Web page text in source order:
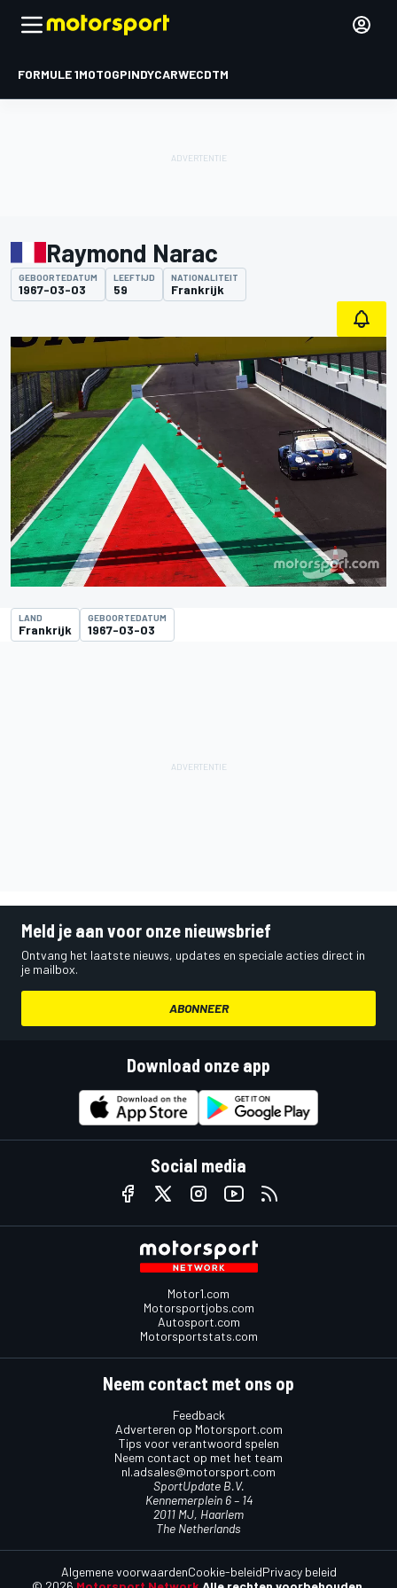
FORMULE 1MOTOGPINDYCARWECDTM
Raymond Narac
GEBOORTEDATUM
1967-03-03
LEEFTIJD
59
NATIONALITEIT
Frankrijk
LAND
Frankrijk
GEBOORTEDATUM
1967-03-03
Meld je aan voor onze nieuwsbrief
Ontvang het laatste nieuws, updates en speciale acties direct in
je mailbox.
ABONNEER
Download onze app
Social media
Motor1.com
Motorsportjobs.com
Autosport.com
Motorsportstats.com
Neem contact met ons op
Feedback
Adverteren op Motorsport.com
Tips voor verantwoord spelen
Neem contact op met het team
nl.adsales@motorsport.com
SportUpdate B.V.
Kennemerplein 6 – 14
2011 MJ, Haarlem
The Netherlands
Algemene voorwaardenCookie-beleidPrivacy beleid